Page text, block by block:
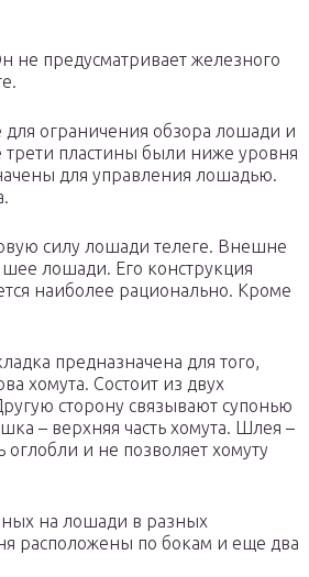
не предусматривает железного
ограничения обзора лошади и
трети пластины были ниже уровня
для управления лошадью.
силу лошади телеге. Внешне
лошади. Его конструкция
наиболее рационально. Кроме
предназначена для того,
хомута. Состоит из двух
сторону связывают супонью
– верхняя часть хомута. Шлея –
и не позволяет хомуту
на лошади в разных
расположены по бокам и еще два